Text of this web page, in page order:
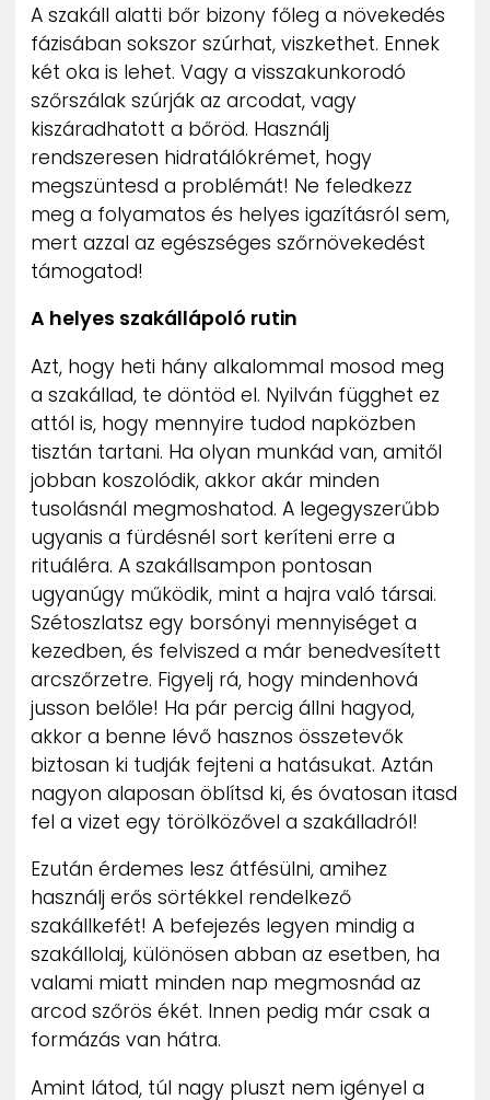
A szakáll alatti bőr bizony főleg a növekedés
fázisában sokszor szúrhat, viszkethet. Ennek
két oka is lehet. Vagy a visszakunkorodó
szőrszálak szúrják az arcodat, vagy
kiszáradhatott a bőröd. Használj
rendszeresen hidratálókrémet, hogy
megszüntesd a problémát! Ne feledkezz
meg a folyamatos és helyes igazításról sem,
mert azzal az egészséges szőrnövekedést
támogatod!
A helyes szakállápoló rutin
Azt, hogy heti hány alkalommal mosod meg
a szakállad, te döntöd el. Nyilván függhet ez
attól is, hogy mennyire tudod napközben
tisztán tartani. Ha olyan munkád van, amitől
jobban koszolódik, akkor akár minden
tusolásnál megmoshatod. A legegyszerűbb
ugyanis a fürdésnél sort keríteni erre a
rituáléra. A szakállsampon pontosan
ugyanúgy működik, mint a hajra való társai.
Szétoszlatsz egy borsónyi mennyiséget a
kezedben, és felviszed a már benedvesített
arcszőrzetre. Figyelj rá, hogy mindenhová
jusson belőle! Ha pár percig állni hagyod,
akkor a benne lévő hasznos összetevők
biztosan ki tudják fejteni a hatásukat. Aztán
nagyon alaposan öblítsd ki, és óvatosan itasd
fel a vizet egy törölközővel a szakálladról!
Ezután érdemes lesz átfésülni, amihez
használj erős sörtékkel rendelkező
szakállkefét! A befejezés legyen mindig a
szakállolaj, különösen abban az esetben, ha
valami miatt minden nap megmosnád az
arcod szőrös ékét. Innen pedig már csak a
formázás van hátra.
Amint látod, túl nagy pluszt nem igényel a